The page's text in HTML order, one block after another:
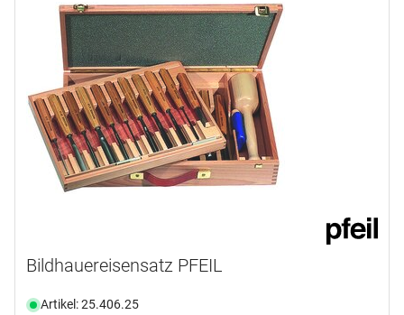
Bildhauereisensatz PFEIL
Artikel: 25.406.25